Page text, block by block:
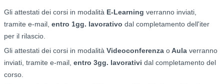
Gli attestati dei corsi in modalità E-Learning verranno inviati,
tramite e-mail, entro 1gg. lavorativo dal completamento dell'iter
per il rilascio.
Gli attestati dei corsi in modalità Videoconferenza oAula verranno
inviati, tramite e-mail, entro 3gg. lavorativi dal completamento del
corso.